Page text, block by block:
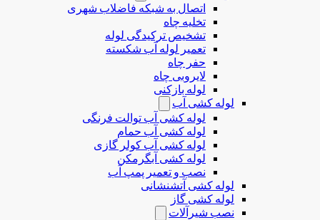
اتصال به شبکه فاضلاب شهری
تخلیه چاه
تشخیص ترکیدگی لوله
تعمیر لوله آب شکسته
حفر چاه
لایروبی چاه
لوله بازکنی
لوله کشی آب
لوله کشی آب توالت فرنگی
لوله کشی آب حمام
لوله کشی آب کولر گازی
لوله کشی آبگرمکن
نصب و تعمیر پمپ آب
لوله کشی آتشنشانی
لوله کشی گاز
نصب شیرآلات